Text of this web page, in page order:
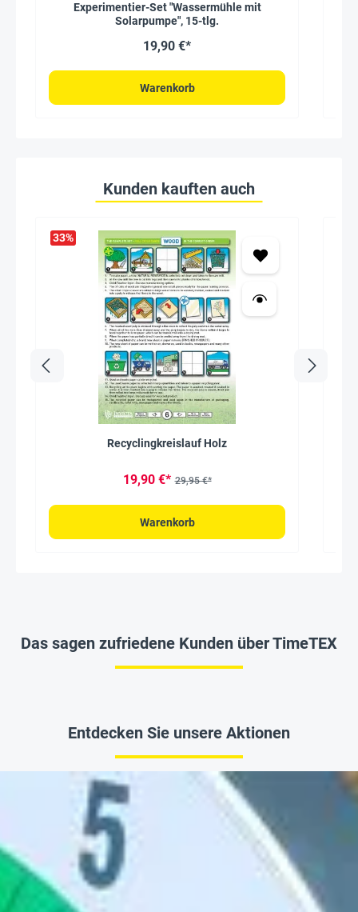
Experimentier-Set "Wassermühle mit
Solarpumpe", 15-tlg.
19,90 €*
Warenkorb
Kunden kauften auch
33%
Recyclingkreislauf Holz
19,90 €* 29,95 €*
Warenkorb
Das sagen zufriedene Kunden über TimeTEX
Entdecken Sie unsere Aktionen